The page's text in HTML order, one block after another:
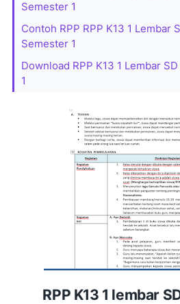
Semester 1
Contoh RPP RPP K13 1 Lembar
Semester 1
Download RPP K13 1 Lembar
1
RPP K13 1 lembar